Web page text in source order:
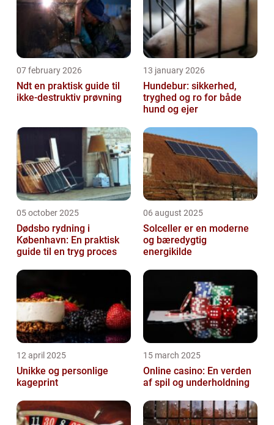
07 february 2026
Ndt en praktisk guide til
ikke-destruktiv prøvning
13 january 2026
Hundebur: sikkerhed,
tryghed og ro for både
hund og ejer
05 october 2025
Dødsbo rydning i
København: En praktisk
guide til en tryg proces
06 august 2025
Solceller er en moderne
og bæredygtig
energikilde
12 april 2025
Unikke og personlige
kageprint
15 march 2025
Online casino: En verden
af spil og underholdning